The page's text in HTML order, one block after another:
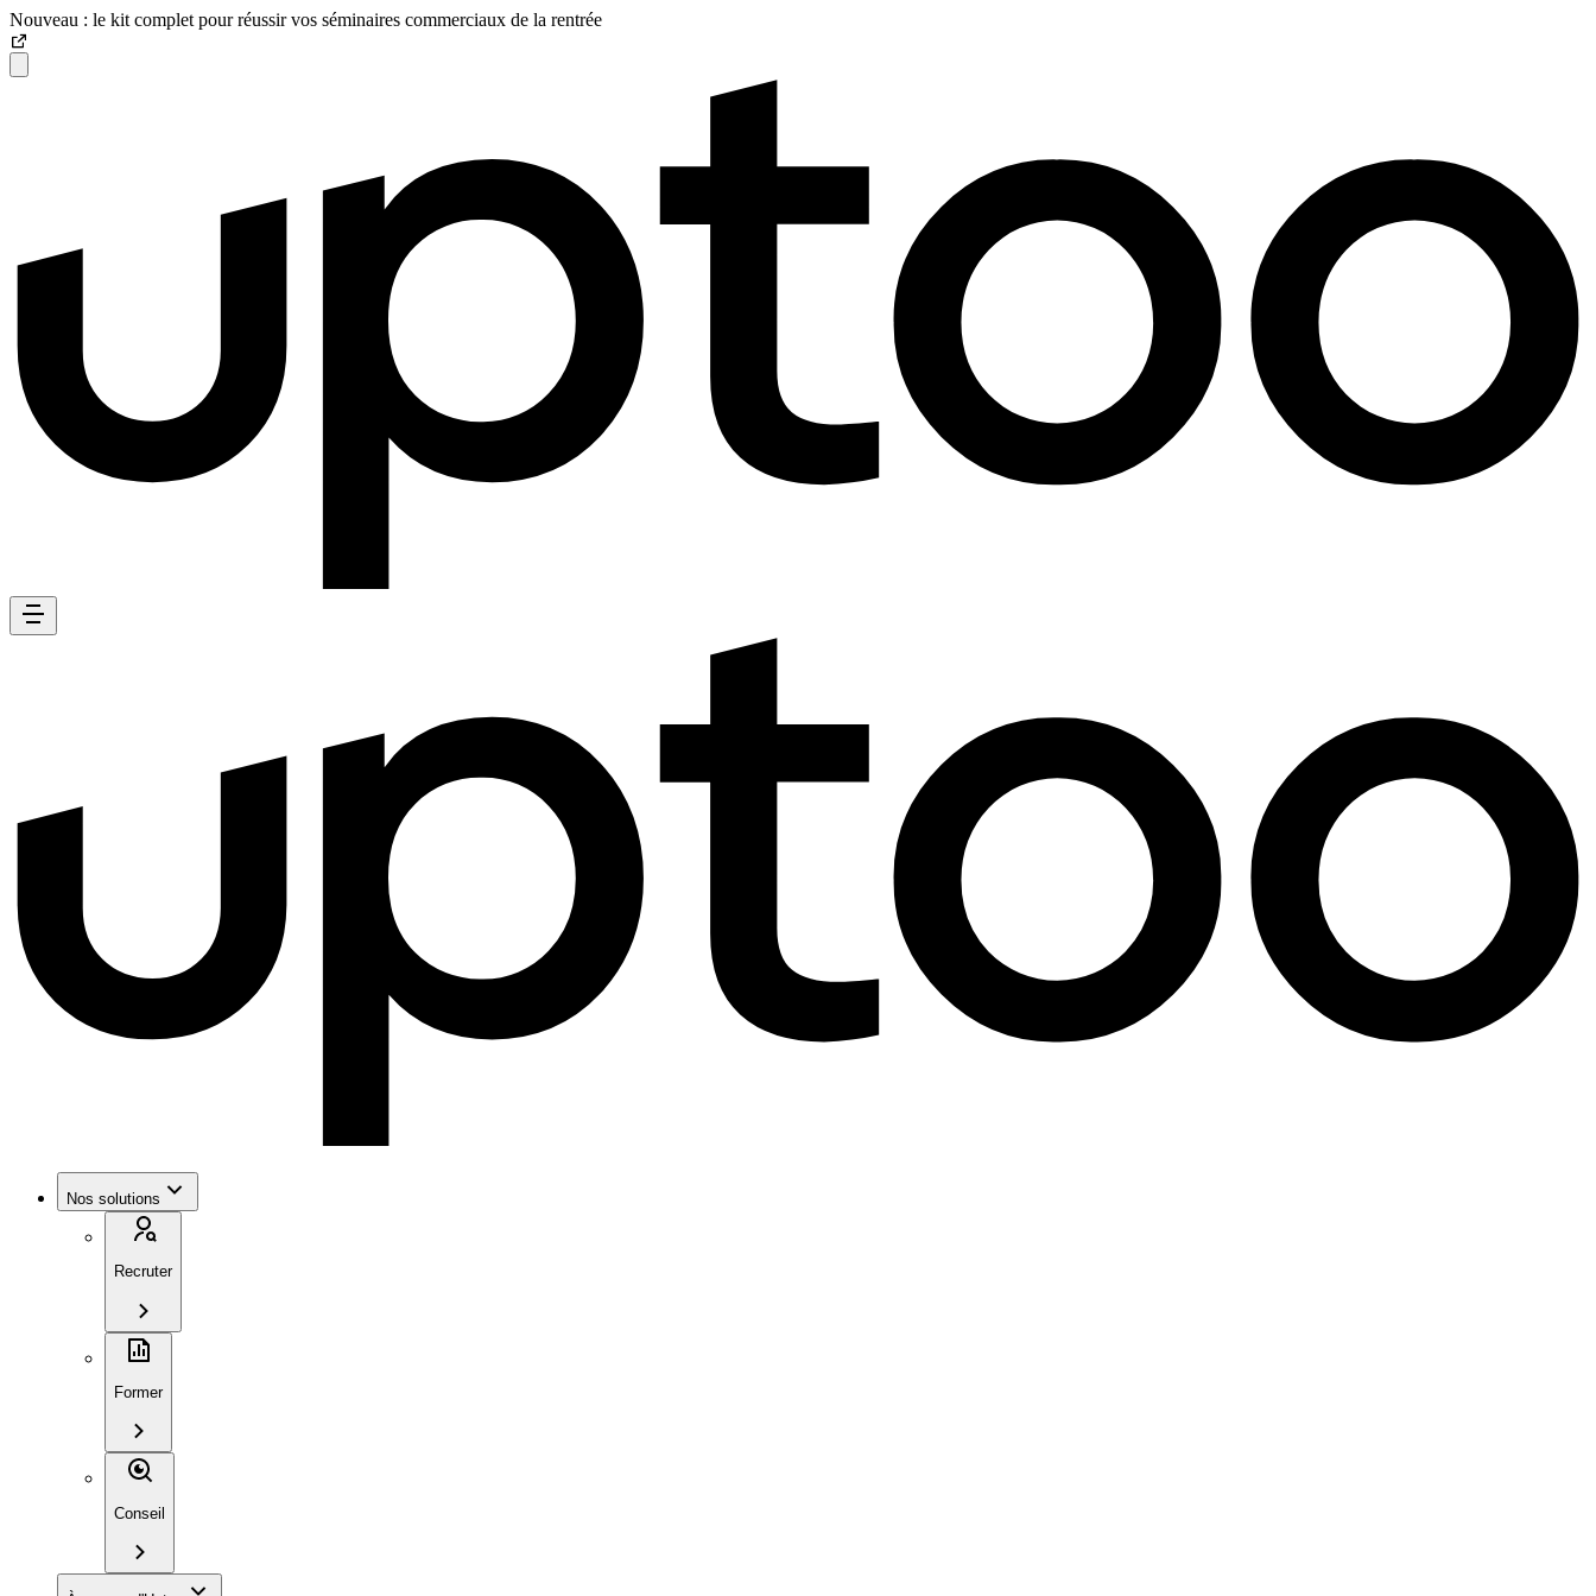
Nouveau : le kit complet pour réussir vos séminaires commerciaux de la rentrée
Nos solutions
Recruter
Former
Conseil